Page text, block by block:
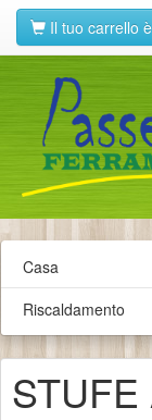
Il tuo carrello
Casa
Riscaldamento